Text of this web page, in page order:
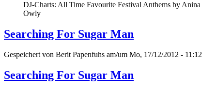
DJ-Charts: All Time Favourite Festival Anthems by Anina
Owly
Searching For Sugar Man
Gespeichert von Berit Papenfuhs am/um Mo, 17/12/2012 - 11:12
Searching For Sugar Man